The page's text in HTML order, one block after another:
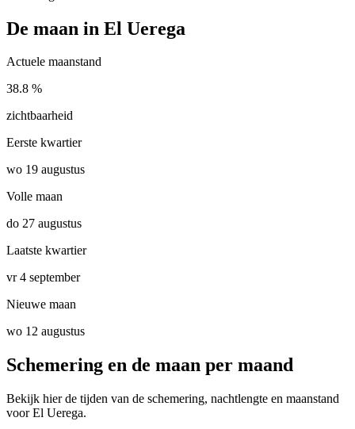
De maan in El Uerega
Actuele maanstand
38.8 %
zichtbaarheid
Eerste kwartier
wo 19 augustus
Volle maan
do 27 augustus
Laatste kwartier
vr 4 september
Nieuwe maan
wo 12 augustus
Schemering en de maan per maand
Bekijk hier de tijden van de schemering, nachtlengte en maanstand
voor El Uerega.